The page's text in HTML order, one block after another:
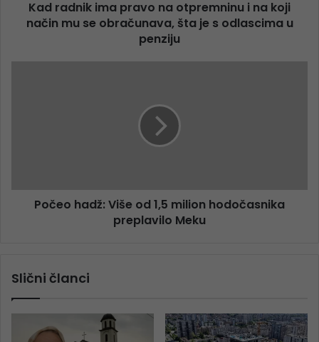
Kad radnik ima pravo na otpremninu i na koji
način mu se obračunava, šta je s odlascima u
penziju
Počeo hadž: Više od 1,5 milion hodočasnika
preplavilo Meku
Slični članci